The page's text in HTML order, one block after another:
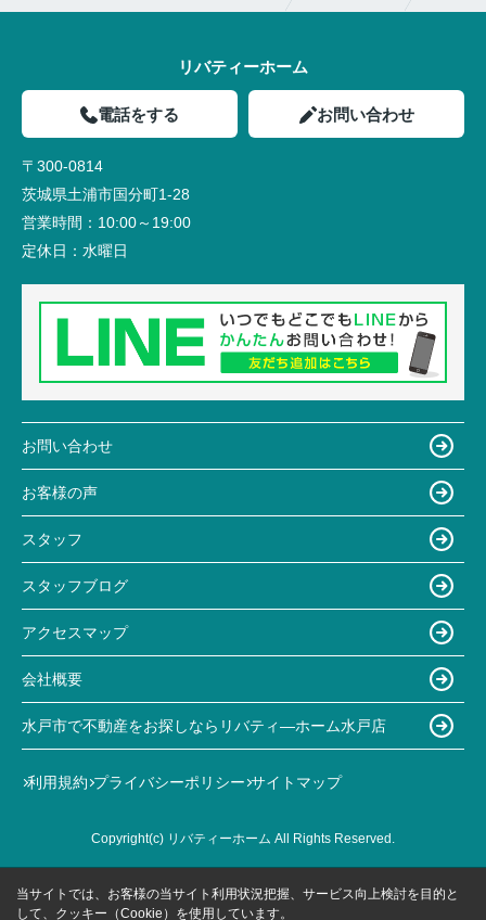
リバティーホーム
電話をする お問い合わせ
〒300-0814
茨城県土浦市国分町1-28
営業時間： 10:00～19:00
定休日： 水曜日
お問い合わせ
お客様の声
スタッフ
スタッフブログ
アクセスマップ
会社概要
水戸市で不動産をお探しならリバティ―ホーム水戸店
利用規約 プライバシーポリシー サイトマップ
Copyright(c) リバティーホーム All Rights Reserved.
当サイトでは、お客様の当サイト利用状況把握、サービス向上検討を目的と
して、クッキー（Cookie）を使用しています。